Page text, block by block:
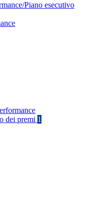
Piano esecutivo
dei premi 1